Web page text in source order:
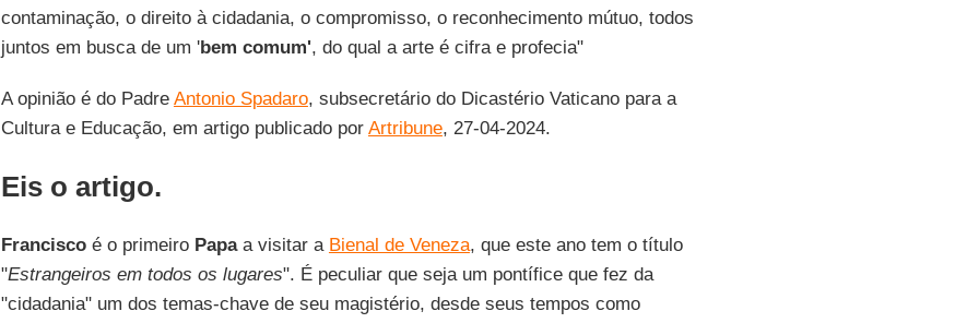
contaminação, o direito à cidadania, o compromisso, o reconhecimento mútuo, todos
juntos em busca de um 'bem comum', do qual a arte é cifra e profecia"
A opinião é do Padre Antonio Spadaro, subsecretário do Dicastério Vaticano para a
Cultura e Educação, em artigo publicado por Artribune, 27-04-2024.
Eis o artigo.
Franciscoé o primeiro Papaa visitar a Bienal de Veneza, que este ano tem o título
"Estrangeiros em todos os lugares". É peculiar que seja um pontífice que fez da
"cidadania" um dos temas-chave de seu magistério, desde seus tempos como